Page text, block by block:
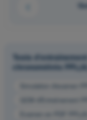
Tests
chronométrés